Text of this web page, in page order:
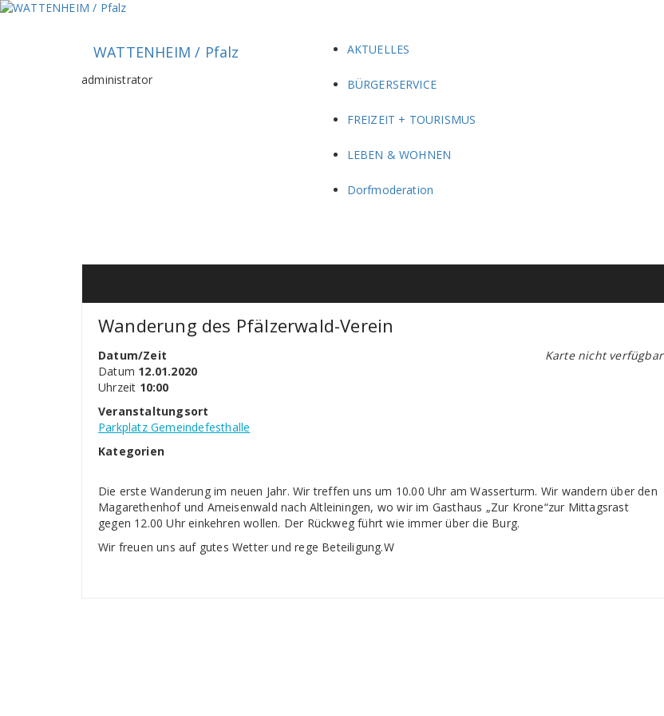
Zum
WATTENHEIM / Pfalz
administrator
AKTUELLES
BÜRGERSERVICE
FREIZEIT + TOURISMUS
LEBEN & WOHNEN
Dorfmoderation
Wanderung des Pfälzerwald-Verein
Karte nicht verfügbar
Datum/Zeit
Datum 12.01.2020
Uhrzeit 10:00
Veranstaltungsort
Parkplatz Gemeindefesthalle
Kategorien
Die erste Wanderung im neuen Jahr. Wir treffen uns um 10.00 Uhr am Wasserturm. Wir wandern über den
Magarethenhof und Ameisenwald nach Altleiningen, wo wir im Gasthaus „Zur Krone“zur Mittagsrast
gegen 12.00 Uhr einkehren wollen. Der Rückweg führt wie immer über die Burg.
Wir freuen uns auf gutes Wetter und rege Beteiligung.W